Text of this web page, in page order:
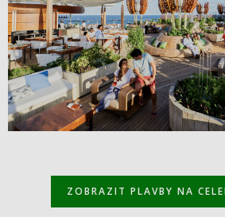
ZOBRAZIT PLAVBY NA